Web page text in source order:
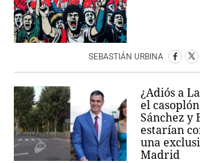
SEBASTIÁN URBINA
¿Adiós a
el
Sánchez y
estarían
una
Madrid